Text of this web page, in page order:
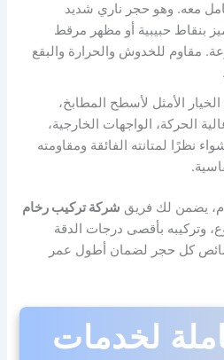
معه. وهو حجر ناري شديد
بنقاط حبيبية أو مظهر مرقط
مقاوم للخدوش والحرارة والبقع
الخيار الأمثل لأسطح المطابخ،
الحركة، الواجهات الخارجية،
نظرًا لمتانته الفائقة ومقاومته
يضمن لك فريق شركة تركيب رخام
وتركيبه بأقصى درجات الدقة
كل حجر لضمان أطول عمر
لخدمات